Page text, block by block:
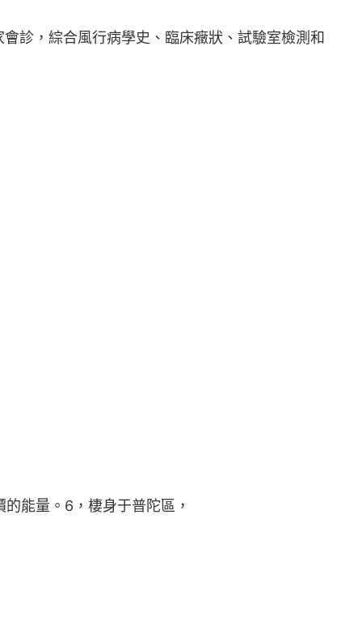
，綜合風行病學史、臨床癥狀、試驗室檢測和
能量。6，棲身于普陀區，